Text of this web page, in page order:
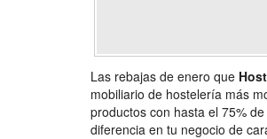
Las rebajas de enero que
mobiliario de hostelería más
productos con hasta el 75%
diferencia en tu negocio de